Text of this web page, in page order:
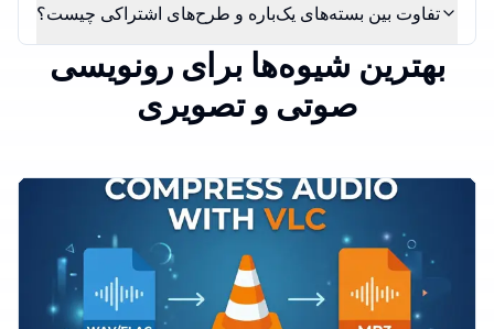
تفاوت بین بسته‌های یک‌باره و طرح‌های اشتراکی چیست؟
بهترین شیوه‌ها برای رونویسی
صوتی و تصویری